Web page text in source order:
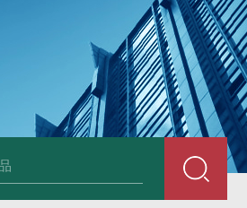
泵空调系统运行故障诊断修复 冷暖双